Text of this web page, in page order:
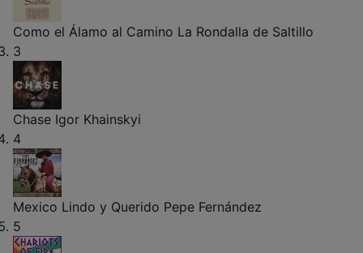
Como el Álamo al Camino La Rondalla de Saltillo
3
Chase Igor Khainskyi
4
Mexico Lindo y Querido Pepe Fernández
5